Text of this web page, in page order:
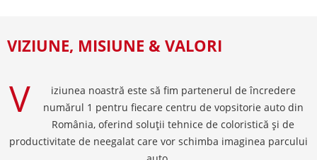
VIZIUNE, MISIUNE & VALORI
V
iziunea noastră este să fim partenerul de încredere
numărul 1 pentru fiecare centru de vopsitorie auto din
România, oferind soluții tehnice de coloristică și de
productivitate de neegalat care vor schimba imaginea parcului